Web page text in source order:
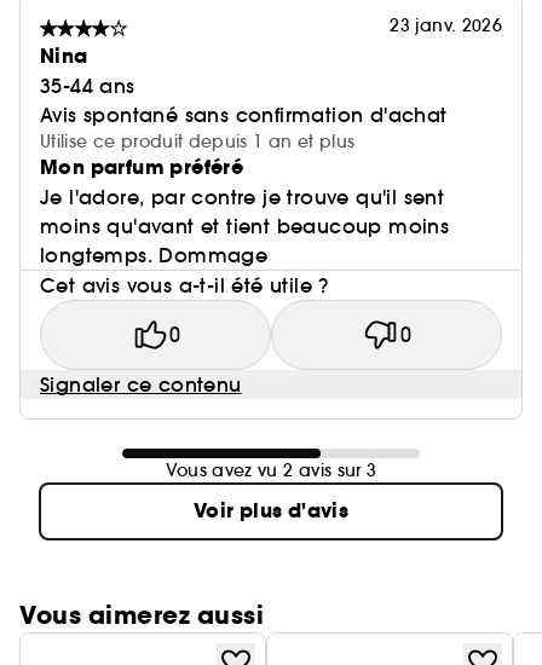
23 janv. 2026
Nina
35-44 ans
Avis spontané sans confirmation d'achat
Utilise ce produit depuis 1 an et plus
Mon parfum préféré
Je l'adore, par contre je trouve qu'il sent
moins qu'avant et tient beaucoup moins
longtemps. Dommage
Cet avis vous a-t-il été utile ?
0 0
Signaler ce contenu
Vous avez vu 2 avis sur 3
Voir plus d'avis
Vous aimerez aussi